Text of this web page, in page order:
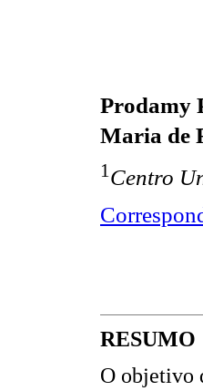
Prodamy
Maria de
1 Centro
RESUMO
O objetivo